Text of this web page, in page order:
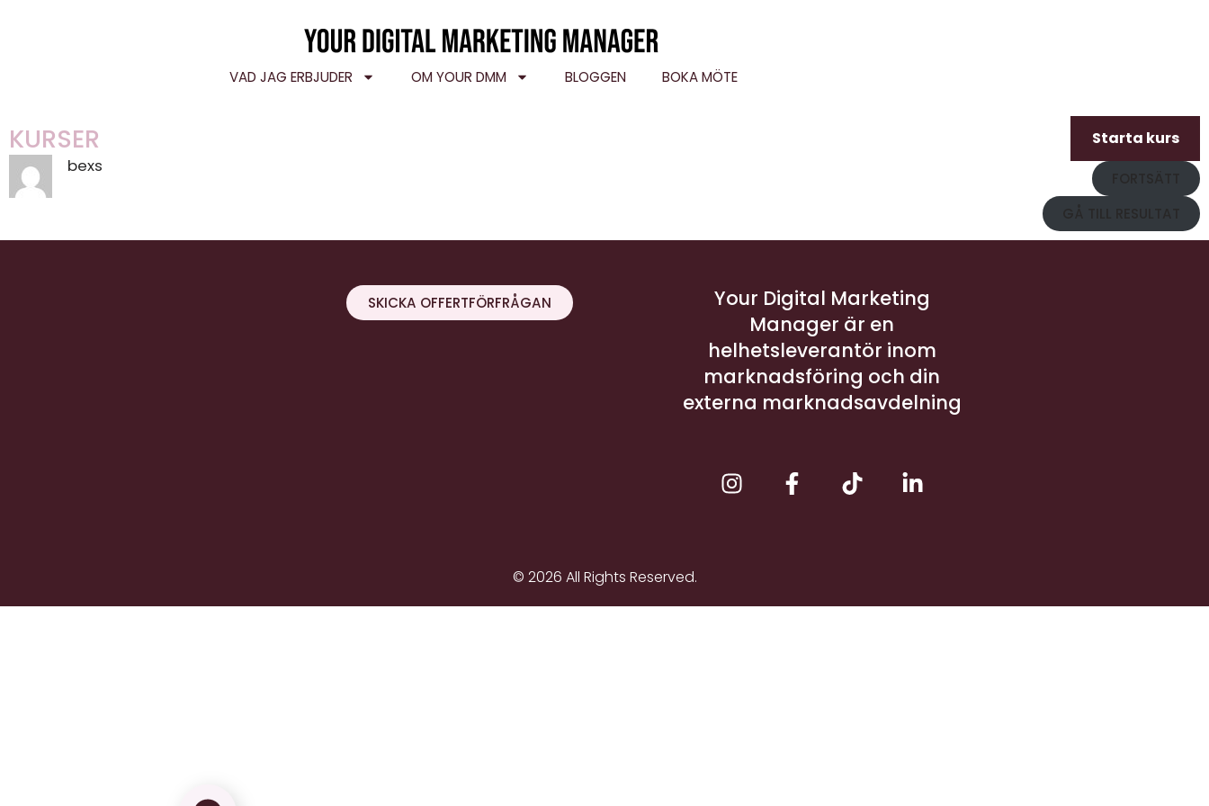
VAD JAG ERBJUDER OM YOUR DMM BLOGGEN BOKA MÖTE
KURSER
bexs
Starta kurs
SKICKA OFFERTFÖRFRÅGAN
Your Digital Marketing
Manager är en
helhetsleverantör inom
marknadsföring och din
externa marknadsavdelning
© 2026 All Rights Reserved.